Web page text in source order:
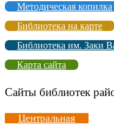
Методическая копилка
Библиотека на карте
Библиотека им. Заки
Карта сайта
Сайты библиотек
Центральная